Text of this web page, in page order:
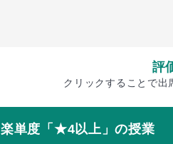
評
クリックすることで出
楽単度「★4以上」の授業